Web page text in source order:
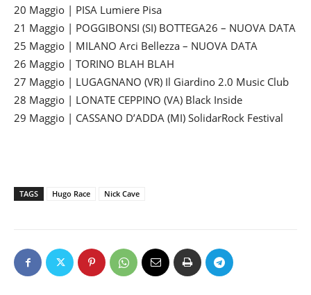
20 Maggio | PISA Lumiere Pisa
21 Maggio | POGGIBONSI (SI) BOTTEGA26 – NUOVA DATA
25 Maggio | MILANO Arci Bellezza – NUOVA DATA
26 Maggio | TORINO BLAH BLAH
27 Maggio | LUGAGNANO (VR) Il Giardino 2.0 Music Club
28 Maggio | LONATE CEPPINO (VA) Black Inside
29 Maggio | CASSANO D’ADDA (MI) SolidarRock Festival
TAGS Hugo Race Nick Cave